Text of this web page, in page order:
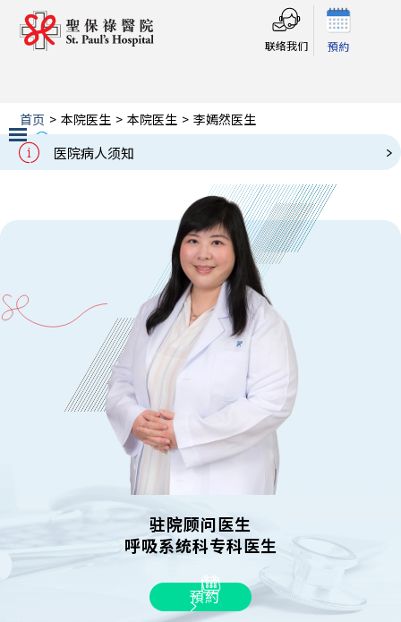
联络我们 預約
医院病人须知
Slide 2 of 3.
首页 > 本院医生 > 本院医生 > 李嫣然医生
李嫣然医生
驻院顾问医生
呼吸系统科专科医生
預約